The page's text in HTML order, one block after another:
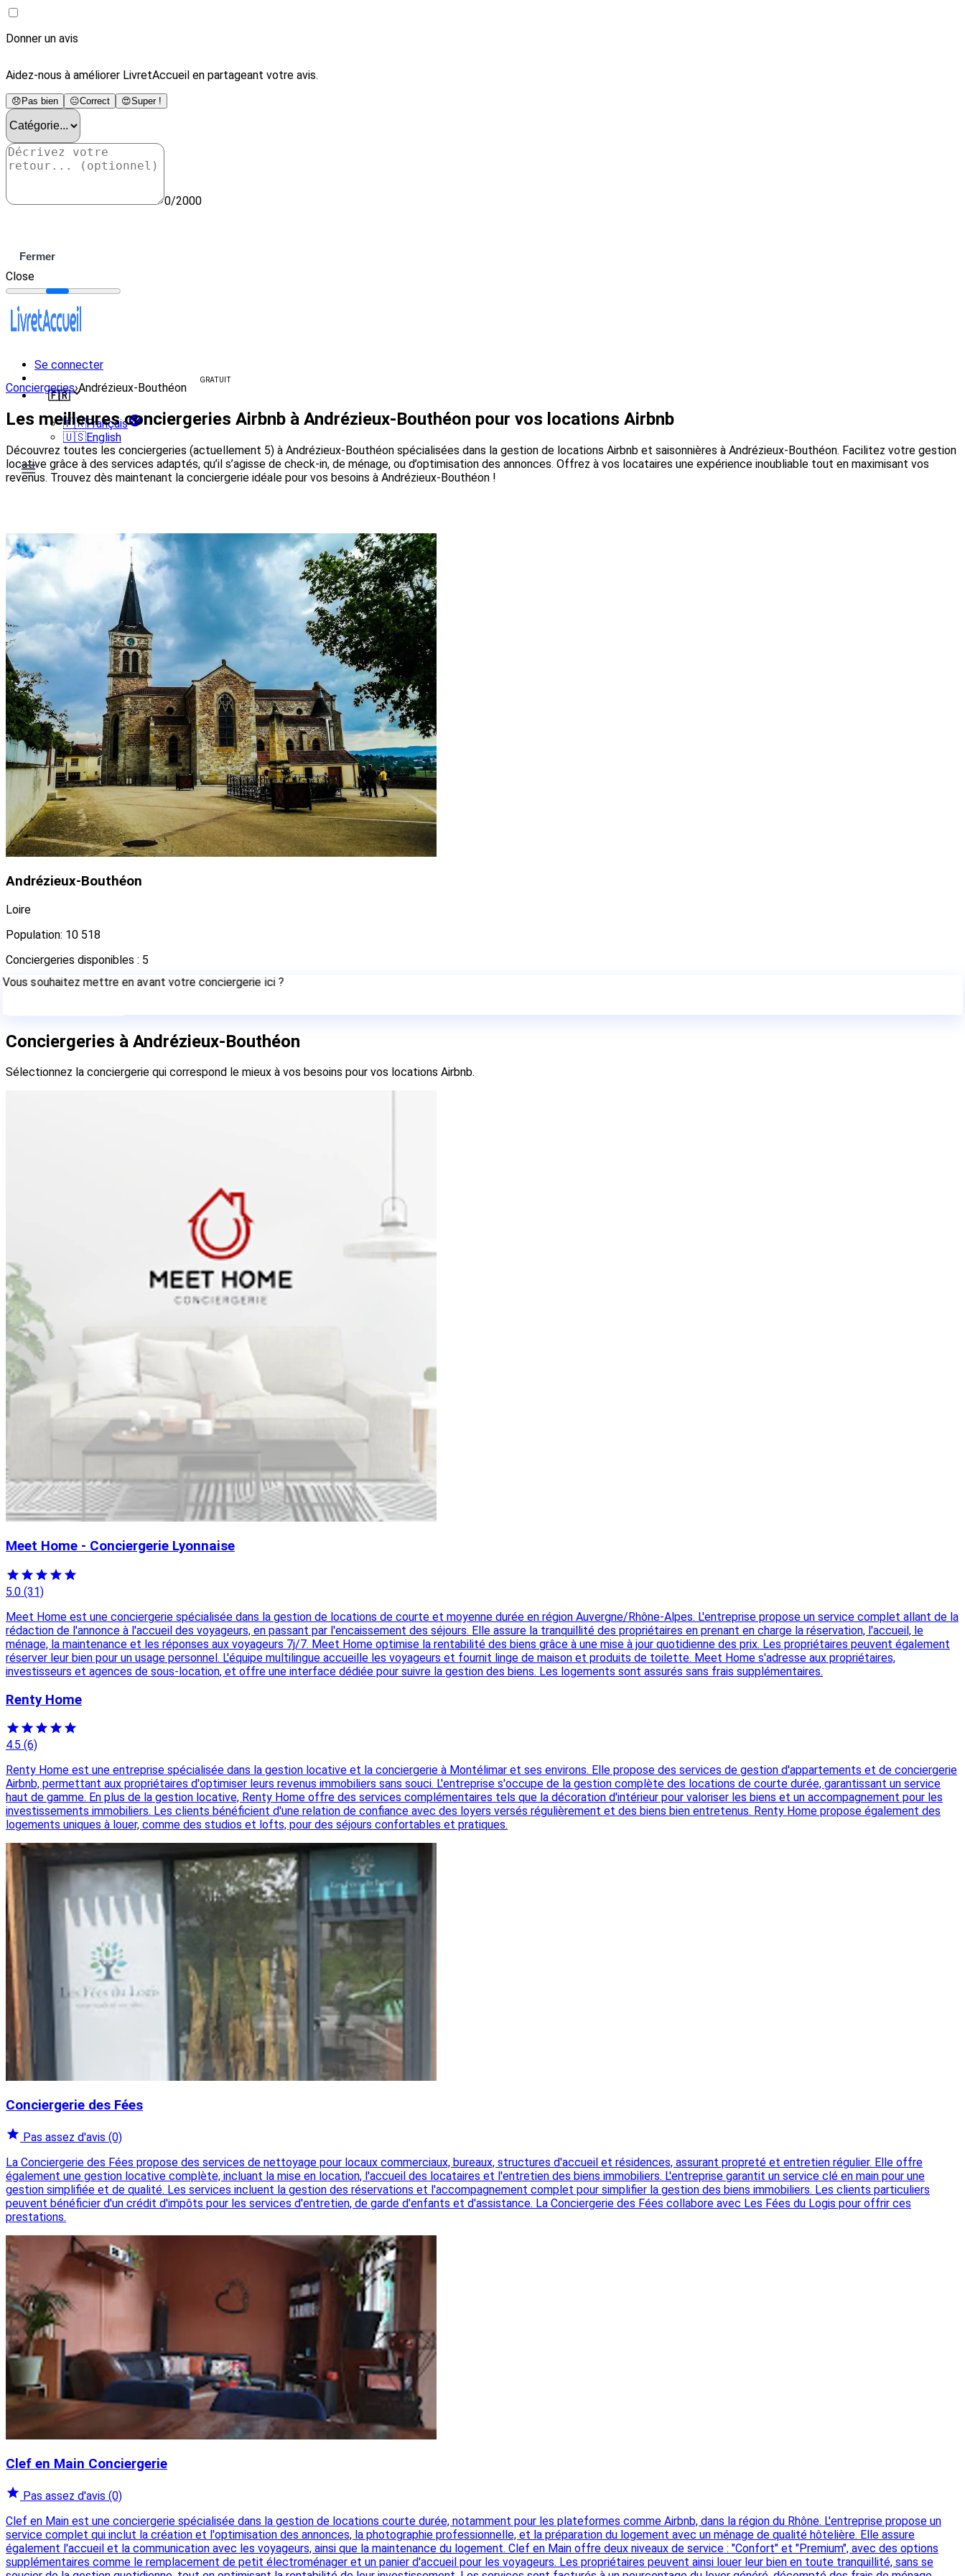
Donner un avis
Aidez-nous à améliorer LivretAccueil en partageant votre avis.
😞 Pas bien 😐Correct 😍Super !
0/2000
Fermer
Close
Se connecter
GRATUIT
🇫🇷
🇫🇷Français
🇺🇸English
Conciergeries›Andrézieux-Bouthéon
Les meilleures conciergeries Airbnb à Andrézieux-Bouthéon pour vos locations Airbnb
Découvrez toutes les conciergeries (actuellement 5) à Andrézieux-Bouthéon spécialisées dans la gestion de locations Airbnb et saisonnières à Andrézieux-Bouthéon. Facilitez votre gestion
locative grâce à des services adaptés, qu’il s’agisse de check-in, de ménage, ou d’optimisation des annonces. Offrez à vos locataires une expérience inoubliable tout en maximisant vos
revenus. Trouvez dès maintenant la conciergerie idéale pour vos besoins à Andrézieux-Bouthéon !
Andrézieux-Bouthéon
Loire
Population: 10 518
Conciergeries disponibles : 5
souhaitez mettre en avant votre conciergerie ici ?
Conciergeries à Andrézieux-Bouthéon
Sélectionnez la conciergerie qui correspond le mieux à vos besoins pour vos locations Airbnb.
Meet Home - Conciergerie Lyonnaise
5.0 (31)
Meet Home est une conciergerie spécialisée dans la gestion de locations de courte et moyenne durée en région Auvergne/Rhône-Alpes. L'entreprise propose un service complet allant de la
rédaction de l'annonce à l'accueil des voyageurs, en passant par l'encaissement des séjours. Elle assure la tranquillité des propriétaires en prenant en charge la réservation, l'accueil, le
ménage, la maintenance et les réponses aux voyageurs 7j/7. Meet Home optimise la rentabilité des biens grâce à une mise à jour quotidienne des prix. Les propriétaires peuvent également
réserver leur bien pour un usage personnel. L'équipe multilingue accueille les voyageurs et fournit linge de maison et produits de toilette. Meet Home s'adresse aux propriétaires,
investisseurs et agences de sous-location, et offre une interface dédiée pour suivre la gestion des biens. Les logements sont assurés sans frais supplémentaires.
Renty Home
4.5 (6)
Renty Home est une entreprise spécialisée dans la gestion locative et la conciergerie à Montélimar et ses environs. Elle propose des services de gestion d'appartements et de conciergerie
Airbnb, permettant aux propriétaires d'optimiser leurs revenus immobiliers sans souci. L'entreprise s'occupe de la gestion complète des locations de courte durée, garantissant un service
haut de gamme. En plus de la gestion locative, Renty Home offre des services complémentaires tels que la décoration d'intérieur pour valoriser les biens et un accompagnement pour les
investissements immobiliers. Les clients bénéficient d'une relation de confiance avec des loyers versés régulièrement et des biens bien entretenus. Renty Home propose également des
logements uniques à louer, comme des studios et lofts, pour des séjours confortables et pratiques.
Conciergerie des Fées
Pas assez d'avis (0)
La Conciergerie des Fées propose des services de nettoyage pour locaux commerciaux, bureaux, structures d'accueil et résidences, assurant propreté et entretien régulier. Elle offre
également une gestion locative complète, incluant la mise en location, l'accueil des locataires et l'entretien des biens immobiliers. L'entreprise garantit un service clé en main pour une
gestion simplifiée et de qualité. Les services incluent la gestion des réservations et l'accompagnement complet pour simplifier la gestion des biens immobiliers. Les clients particuliers
peuvent bénéficier d'un crédit d'impôts pour les services d'entretien, de garde d'enfants et d'assistance. La Conciergerie des Fées collabore avec Les Fées du Logis pour offrir ces
prestations.
Clef en Main Conciergerie
Pas assez d'avis (0)
Clef en Main est une conciergerie spécialisée dans la gestion de locations courte durée, notamment pour les plateformes comme Airbnb, dans la région du Rhône. L'entreprise propose un
service complet qui inclut la création et l'optimisation des annonces, la photographie professionnelle, et la préparation du logement avec un ménage de qualité hôtelière. Elle assure
également l'accueil et la communication avec les voyageurs, ainsi que la maintenance du logement. Clef en Main offre deux niveaux de service : "Confort" et "Premium", avec des options
supplémentaires comme le remplacement de petit électroménager et un panier d'accueil pour les voyageurs. Les propriétaires peuvent ainsi louer leur bien en toute tranquillité, sans se